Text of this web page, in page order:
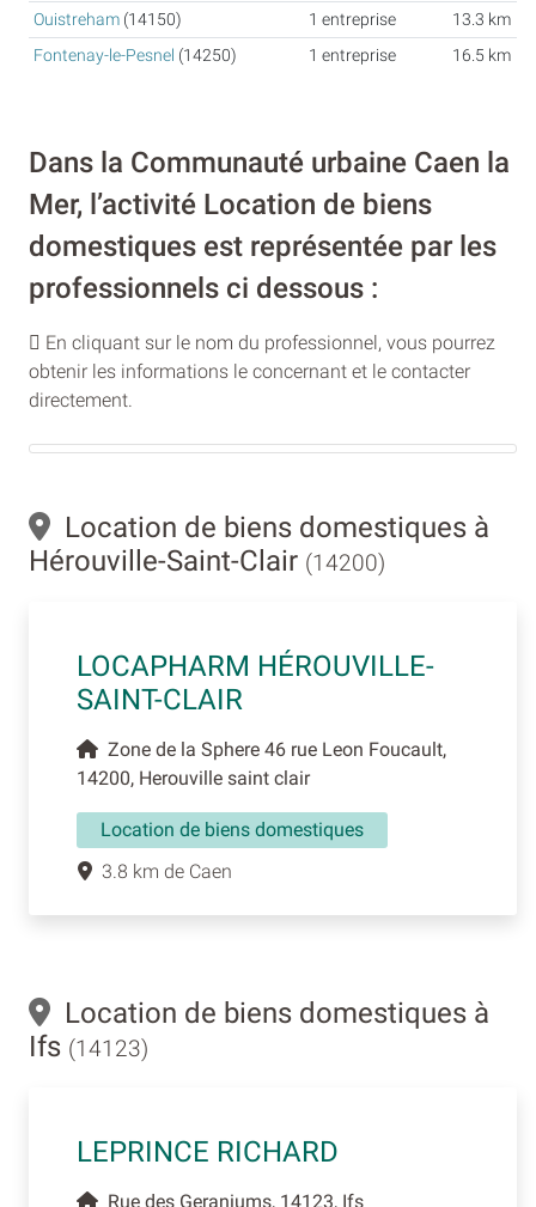
Ouistreham (14150) 1 entreprise
13.3 km
Fontenay-le-Pesnel (14250) 1 entreprise 16.5 km
Dans la Communauté urbaine Caen la
Mer, l’activité Location de biens
domestiques est représentée par les
professionnels ci dessous :
En cliquant sur le nom du professionnel, vous pourrez
obtenir les informations le concernant et le contacter
directement.
Location de biens domestiques à
Hérouville-Saint-Clair (14200)
LOCAPHARM HÉROUVILLE-
SAINT-CLAIR
Zone de la Sphere 46 rue Leon Foucault,
14200, Herouville saint clair
Location de biens domestiques
3.8 km de Caen
Location de biens domestiques à
Ifs (14123)
LEPRINCE RICHARD
Rue des Geraniums, 14123, Ifs